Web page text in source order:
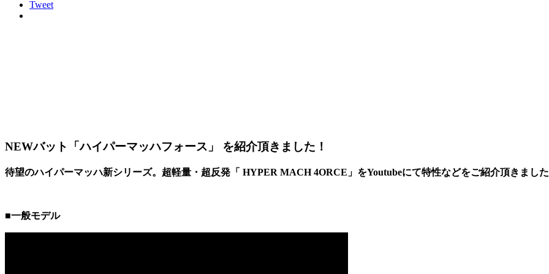
Tweet
NEWバット「ハイパーマッハフォース」 を紹介頂きました！
待望のハイパーマッハ新シリーズ。超軽量・超反発「 HYPER MACH 4ORCE」をYoutubeにて特性などをご紹介頂きまし
■一般モデル